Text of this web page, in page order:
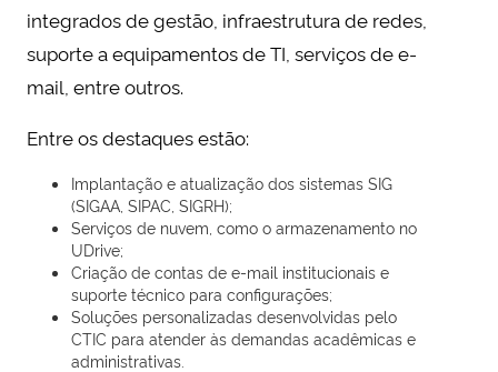
integrados de gestão, infraestrutura de redes,
suporte a equipamentos de TI, serviços de e-
mail, entre outros.
Entre os destaques estão:
Implantação e atualização dos sistemas SIG
(SIGAA, SIPAC, SIGRH);
Serviços de nuvem, como o armazenamento no
UDrive;
Criação de contas de e-mail institucionais e
suporte técnico para configurações;
Soluções personalizadas desenvolvidas pelo
CTIC para atender às demandas acadêmicas e
administrativas.